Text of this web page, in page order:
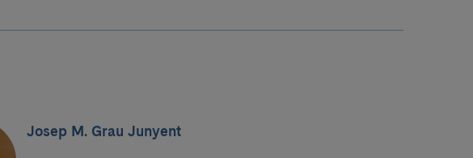
Josep M. Grau Junyent